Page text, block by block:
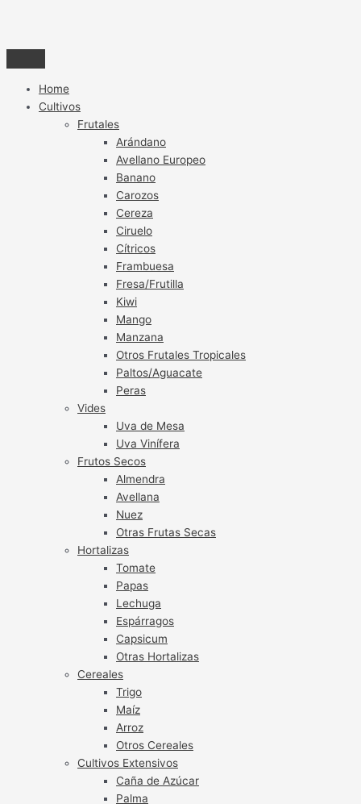
Home
Cultivos
Frutales
Arándano
Avellano Europeo
Banano
Carozos
Cereza
Ciruelo
Cítricos
Frambuesa
Fresa/Frutilla
Kiwi
Mango
Manzana
Otros Frutales Tropicales
Paltos/Aguacate
Peras
Vides
Uva de Mesa
Uva Vinífera
Frutos Secos
Almendra
Avellana
Nuez
Otras Frutas Secas
Hortalizas
Tomate
Papas
Lechuga
Espárragos
Capsicum
Otras Hortalizas
Cereales
Trigo
Maíz
Arroz
Otros Cereales
Cultivos Extensivos
Caña de Azúcar
Palma